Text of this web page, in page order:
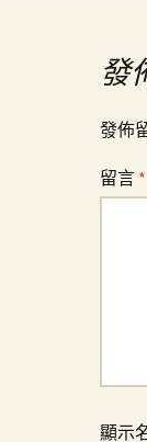
發
發佈
留言 *
顯示